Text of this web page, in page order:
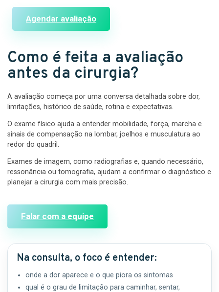
Agendar avaliação
Como é feita a avaliação
antes da cirurgia?
A avaliação começa por uma conversa detalhada sobre dor,
limitações, histórico de saúde, rotina e expectativas.
O exame físico ajuda a entender mobilidade, força, marcha e
sinais de compensação na lombar, joelhos e musculatura ao
redor do quadril.
Exames de imagem, como radiografias e, quando necessário,
ressonância ou tomografia, ajudam a confirmar o diagnóstico e
planejar a cirurgia com mais precisão.
Falar com a equipe
Na consulta, o foco é entender:
onde a dor aparece e o que piora os sintomas
qual é o grau de limitação para caminhar, sentar,